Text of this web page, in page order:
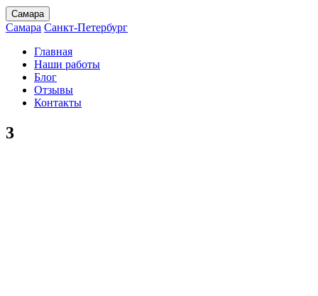
Самара
Самара Санкт-Петербург
Главная
Наши работы
Блог
Отзывы
Контакты
3